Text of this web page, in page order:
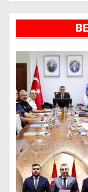
ı
g
e
z
i
n